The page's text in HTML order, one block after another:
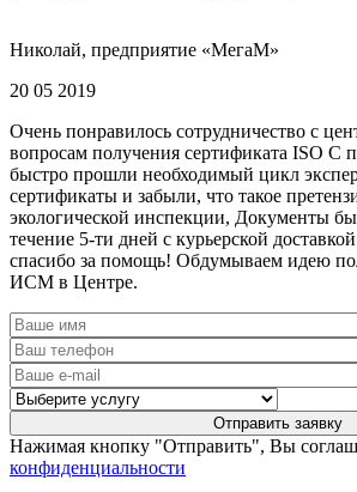
Николай, предприятие «МегаМ»
20 05 2019
Очень понравилось сотрудничество с
вопросам получения сертификата ISO С
быстро прошли необходимый цикл
сертификаты и забыли, что такое
экологической инспекции, Документы
течение 5-ти дней с курьерской
спасибо за помощь! Обдумываем идею
ИСМ в Центре.
Нажимая кнопку "Отправить", Вы
конфиденциальности